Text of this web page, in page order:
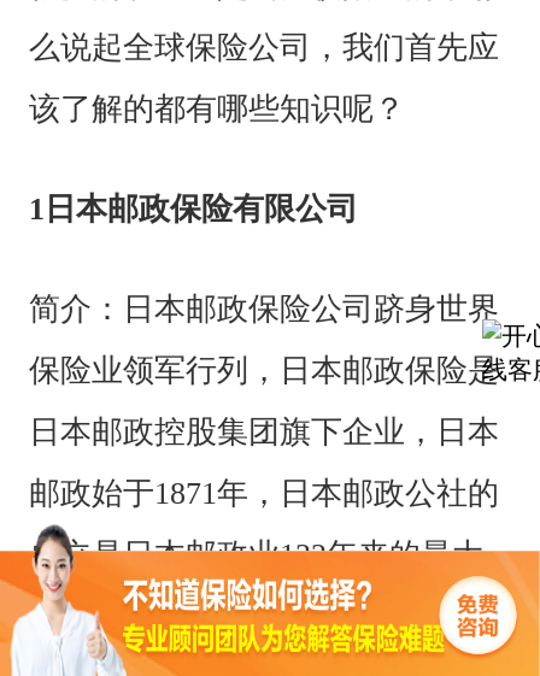
么说起全球保险公司，我们首先应
该了解的都有哪些知识呢？
1日本邮政保险有限公司
简介：日本邮政保险公司跻身世界
保险业领军行列，日本邮政保险是
日本邮政控股集团旗下企业，日本
邮政始于1871年，日本邮政公社的
成立是日本邮政业132年来的最大
改革。目前，日本邮政业务分为邮